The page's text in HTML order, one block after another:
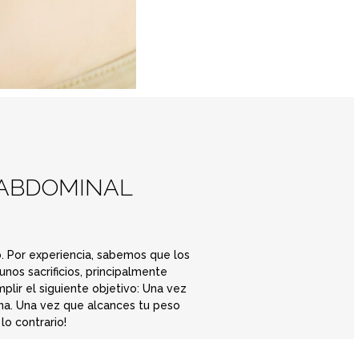
experiencia, sabemos que los
sacrificios, principalmente
el siguiente objetivo: Una vez
Una vez que alcances tu peso
contrario!